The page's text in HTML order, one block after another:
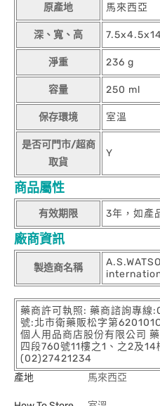
原產地 馬來西亞
深、寬、高
淨重 236 g
容量 250 ml
保存環境 室溫
是否可門市/超商
取貨
Y
商品屬性
有效期限 3年，如產
廠商資訊
製造商名稱
藥商許可執照: 藥商諮詢專
號:北市衛藥販松字第
個人用品商店股份有限公司
四段760號11樓之1、之2及
(02)27421234
產地
馬來西亞